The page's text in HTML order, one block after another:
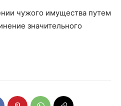
чужого имущества путем
значительного